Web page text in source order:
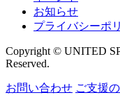
お知らせ
プライバシーポ
Copyright © UNITED
Reserved.
お問い合わせ ご支援